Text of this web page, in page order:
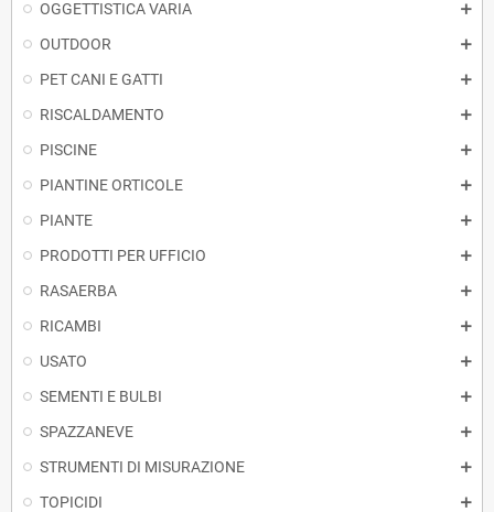
OGGETTISTICA VARIA
OUTDOOR
PET CANI E GATTI
RISCALDAMENTO
PISCINE
PIANTINE ORTICOLE
PIANTE
PRODOTTI PER UFFICIO
RASAERBA
RICAMBI
USATO
SEMENTI E BULBI
SPAZZANEVE
STRUMENTI DI MISURAZIONE
TOPICIDI